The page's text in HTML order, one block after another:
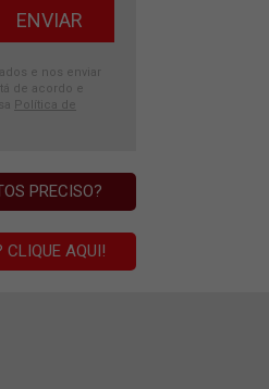
e nos enviar
de acordo e
Política de
PRECISO?
CLIQUE AQUI!